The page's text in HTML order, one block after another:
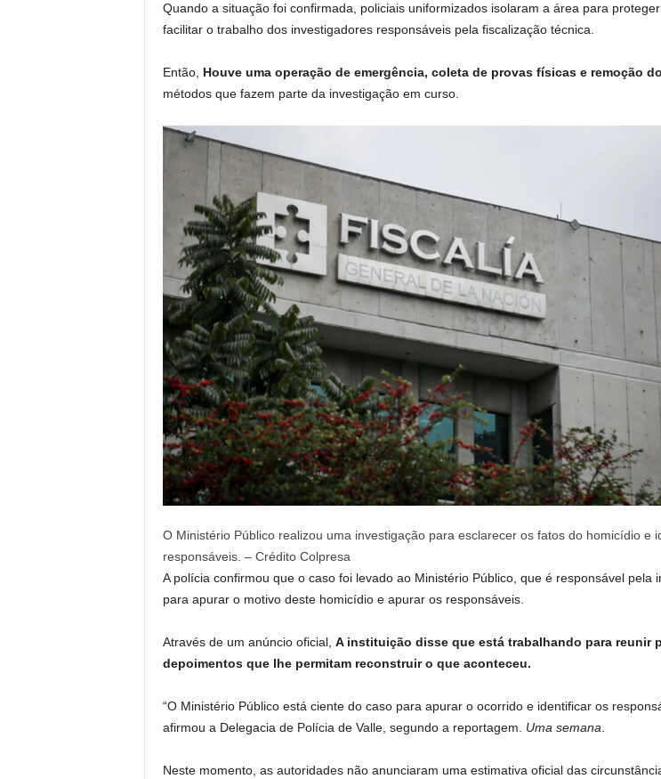
Quando a situação foi confirmada, policiais uniformizados isolaram a área para
facilitar o trabalho dos investigadores responsáveis ​​pela fiscalização técnica.
Então, Houve uma operação de emergência, coleta de provas físicas e remoção
métodos que fazem parte da investigação em curso.
O Ministério Público realizou uma investigação para esclarecer os fatos do homicídio e
responsáveis. – Crédito Colpresa
A polícia confirmou que o caso foi levado ao Ministério Público, que é responsável pela
para apurar o motivo deste homicídio e apurar os responsáveis.
Através de um anúncio oficial, A instituição disse que está trabalhando para reunir
depoimentos que lhe permitam reconstruir o que aconteceu.
“O Ministério Público está ciente do caso para apurar o ocorrido e identificar os
afirmou a Delegacia de Polícia de Valle, segundo a reportagem. Uma semana
Neste momento, as autoridades não anunciaram uma estimativa oficial das